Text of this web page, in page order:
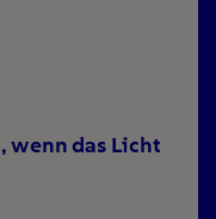
wenn das Licht